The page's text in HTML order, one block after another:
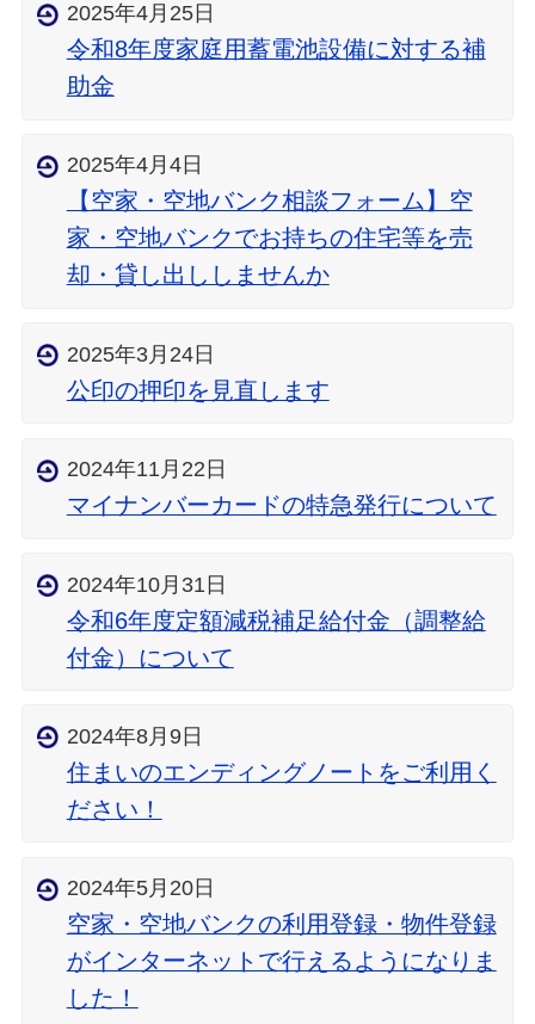
2025年4月25日
令和8年度家庭用蓄電池設備に対する補
助金
2025年4月4日
【空家・空地バンク相談フォーム】空
家・空地バンクでお持ちの住宅等を売
却・貸し出ししませんか
2025年3月24日
公印の押印を見直します
2024年11月22日
マイナンバーカードの特急発行について
2024年10月31日
令和6年度定額減税補足給付金（調整給
付金）について
2024年8月9日
住まいのエンディングノートをご利用く
ださい！
2024年5月20日
空家・空地バンクの利用登録・物件登録
がインターネットで行えるようになりま
した！